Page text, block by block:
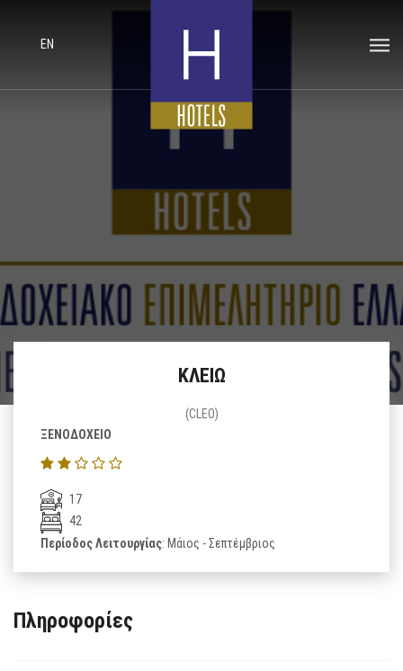
EN
ΚΛΕΙΩ
(CLEO)
ΞΕΝΟΔΟΧΕΙΟ
17
42
Περίοδος Λειτουργίας: Μάιος - Σεπτέμβριος
Πληροφορίες